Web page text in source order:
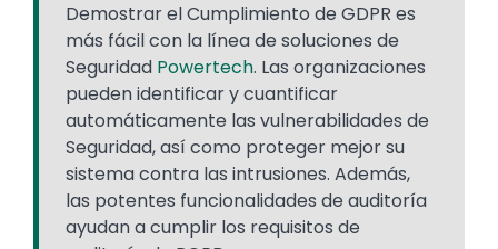
Demostrar el Cumplimiento de GDPR es
más fácil con la línea de soluciones de
Seguridad Powertech. Las organizaciones
pueden identificar y cuantificar
automáticamente las vulnerabilidades de
Seguridad, así como proteger mejor su
sistema contra las intrusiones. Además,
las potentes funcionalidades de auditoría
ayudan a cumplir los requisitos de